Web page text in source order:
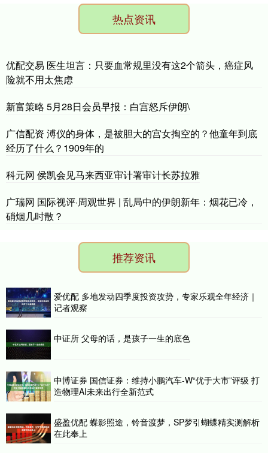
热点资讯
优配交易 医生坦言：只要血常规里没有这2个箭头，癌症风
险就不用太焦虑
新富策略 5月28日会员早报：白宫怒斥伊朗\
广信配资 溥仪的身体，是被胆大的宫女掏空的？他童年到底
经历了什么？1909年的
科元网 侯凯会见马来西亚审计署审计长苏拉雅
广瑞网 国际视评·周观世界 | 乱局中的伊朗新年：烟花已冷，
硝烟几时散？
推荐资讯
爱优配 多地发动四季度投资攻势，专家乐观全年经济｜
记者观察
中证所 父母的话，是孩子一生的底色
中博证券 国信证券：维持小鹏汽车-W“优于大市”评级 打
造物理AI未来出行全新范式
盛盈优配 蝶影照途，铃音渡梦，SP梦引蝴蝶精实测解析
在此奉上